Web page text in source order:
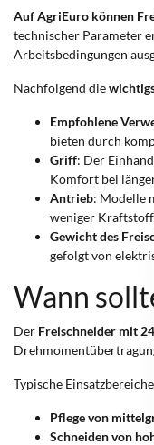
Auf AgriEuro können
technischer Parameter
Arbeitsbedingungen
Nachfolgend die
Empfohlene
bieten durch
Griff: Der
Komfort bei
Antrieb: Modelle
weniger Kraftstoff
Gewicht des
gefolgt von
Wann
Der Freischneider mit
Typische
Pflege von
Schneiden von